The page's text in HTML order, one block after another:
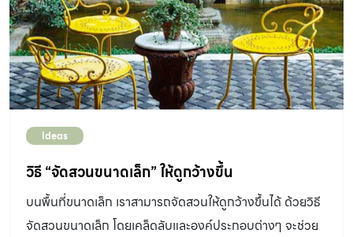
ผู้หญิงจึงเน้นการออกแบบให้ดูแลง่าย ทางเดินหน้าบ้านวาง
แผ่นทางเดินคอนกรีตสลับกับโรยกรวดให้ดูน่าสนใจ ตรงกลาง
วางกระถางทรงกลมให้เจ้าของได้ปลูกต้นไม้ตามความชอบ
ใกล้กันตรงหัวมุมสวนเป็นลานหินแกรนิตลูกเต๋าวางเก้าอี้แบบ
โค้งรับกับต้นไม้ได้อย่างลงตัวพอเดินเลี้ยวขวาไปบริเวณข้าง
บ้านใส่รายละเอียดเล็ก ๆ น้อย ๆน่ารักด้วยเก้าอี้ไม้วางของ
กับสวน นอกจากนี้ส่วนในสุดยังทำซุ้มประตูเหล็กดัดสร้าง
ความอ่อนช้อย ยกสเต็ปพื้นหนึ่งขั้นทำลานคอบเบิลสโตนให้
เจ้าของบ้านได้นั่งจิบกาแฟตอนเช้าก่อนออกไปทำงาน มีไทร
Ideas
วิธี “จัดสวนขนาดเล็ก” ให้ดูกว้างขึ้น
บนพื้นที่ขนาดเล็ก เราสามารถจัดสวนให้ดูกว้างขึ้นได้ ด้วยวิธี
จัดสวนขนาดเล็ก โดยเคล็ดลับและองค์ประกอบต่างๆ จะช่วย